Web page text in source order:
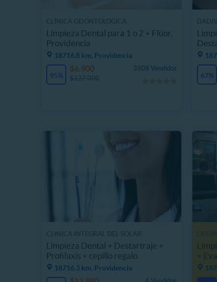
Limpieza Dental para 1 o 2 + Flúor,
Providencia
18716.8 km, Providencia
95%
3508 Vendidos
$6.900
67%
Limpieza Dental + Destartraje +
Profilaxis + cepillo regalo
18716.3 km, Providencia
+